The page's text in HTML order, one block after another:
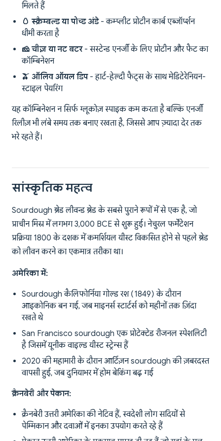
मिलते हैं
🥚 स्क्रैम्बल्ड या पोच्ड अंडे- कम्प्लीट प्रोटीन कार्ब एब्जॉर्प्शन
धीमी करता है
🧀 चीज़ या नट बटर- सस्टेन्ड एनर्जी के लिए प्रोटीन और फैट का
कॉम्बिनेशन
🫒 ऑलिव ऑयल डिप- हार्ट-हेल्दी फैट्स के साथ मेडिटेरेनियन-
स्टाइल पेयरिंग
यह कॉम्बिनेशन न सिर्फ ग्लूकोज़ स्पाइक कम करता है बल्कि एनर्जी
रिलीज़ भी लंबे समय तक बनाए रखता है, जिससे आप ज़्यादा देर तक
भरे रहते हैं।
सांस्कृतिक महत्व
Sourdough ब्रेड लीवन्ड ब्रेड के सबसे पुराने रूपों में से एक है, जो
प्राचीन मिस्र में लगभग 3,000 BCE से शुरू हुई। नेचुरल फर्मेंटेशन
प्रक्रिया 1800 के दशक में कमर्शियल यीस्ट विकसित होने से पहले ब्रेड
को लीवन करने का एकमात्र तरीका था।
अमेरिका में:
Sourdough कैलिफोर्निया गोल्ड रश (1849) के दौरान
आइकोनिक बन गई, जब माइनर्स स्टार्टर्स को महीनों तक ज़िंदा
रखते थे
San Francisco sourdough एक प्रोटेक्टेड रीजनल स्पेशलिटी
है जिसमें यूनीक वाइल्ड यीस्ट स्ट्रेन्स हैं
2020 की महामारी के दौरान आर्टिज़न sourdough की ज़बरदस्त
वापसी हुई, जब दुनियाभर में होम बेकिंग बढ़ गई
क्रैनबेरी और पेकान:
क्रैनबेरी उत्तरी अमेरिका की नेटिव हैं, स्वदेशी लोग सदियों से
पेम्मिकान और दवाओं में इनका उपयोग करते रहे हैं